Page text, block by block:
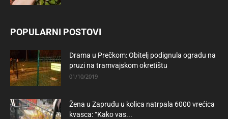
POPULARNI POSTOVI
Drama u Prečkom: Obitelj podignula ogradu na
pruzi na tramvajskom okretištu
01/10/2019
Žena u Zapruđu u kolica natrpala 6000 vrećica
kvasca: “Kako vas...